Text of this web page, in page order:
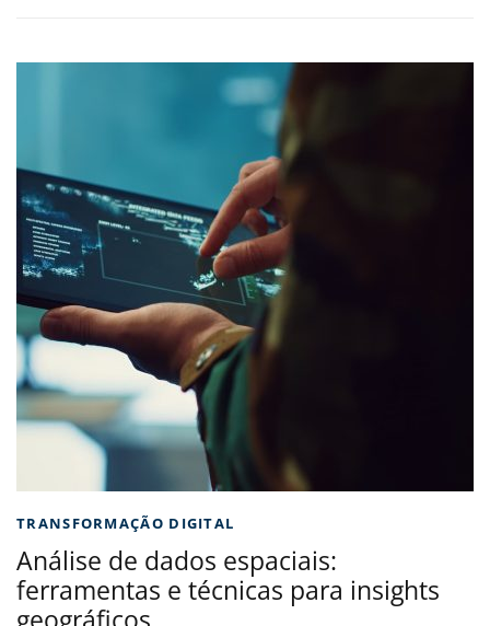
TRANSFORMAÇÃO DIGITAL
Análise de dados espaciais:
ferramentas e técnicas para insights